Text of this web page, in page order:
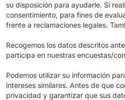
su disposición para ayudarle. Si
consentimiento, para fines de
frente a reclamaciones legales.
Recogemos los datos descritos
participa en nuestras encuestas/
Podemos utilizar su información
intereses similares. Antes de que
privacidad y garantizar que sus